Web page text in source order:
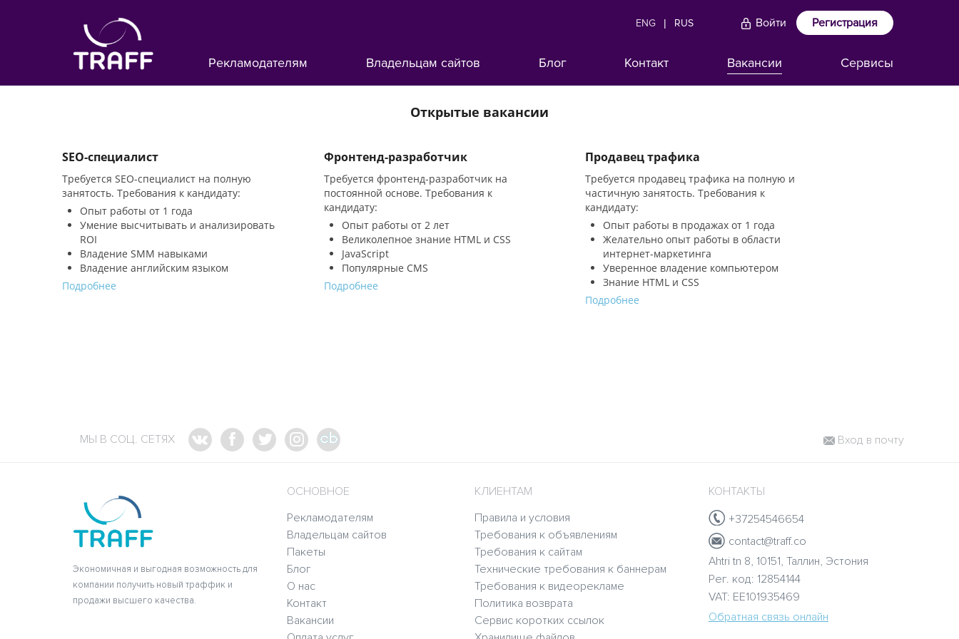
ENG | RUS Войти Регистрация
Рекламодателям Владельцам сайтов Блог Контакт Вакансии Сервисы
Открытые вакансии
SEO-специалист
Требуется SEO-специалист на полную
занятость. Требования к кандидату:
Опыт работы от 1 года
Умение высчитывать и анализировать
ROI
Владение SMM навыками
Владение английским языком
Подробнее
Фронтенд-разработчик
Требуется фронтенд-разработчик на
постоянной основе. Требования к
кандидату:
Опыт работы от 2 лет
Великолепное знание HTML и CSS
JavaScript
Популярные CMS
Подробнее
Продавец трафика
Требуется продавец трафика на полную и
частичную занятость. Требования к
кандидату:
Опыт работы в продажах от 1 года
Желательно опыт работы в области
интернет-маркетинга
Уверенное владение компьютером
Знание HTML и CSS
Подробнее
МЫ В СОЦ. СЕТЯХ Вход в почту
Экономичная и выгодная возможность для
компании получить новый траффик и
продажи высшего качества.
ОСНОВНОЕ
Рекламодателям
Владельцам сайтов
Пакеты
Блог
О нас
Контакт
Вакансии
КЛИЕНТАМ
Правила и условия
Требования к объявлениям
Требования к сайтам
Технические требования к баннерам
Требования к видеорекламе
Политика возврата
Сервис коротких ссылок
КОНТАКТЫ
+37254546654
contact@traff.co
Ahtri tn 8, 10151, Таллин, Эстония
Рег. код: 12854144
VAT: EE101935469
Обратная связь онлайн